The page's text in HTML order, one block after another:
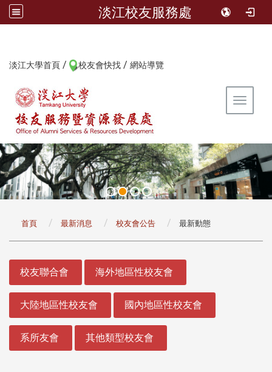
淡江校友服務處
淡江大學首頁 / 校友會快找 / 網站導覽
Toggle
首頁 最新消息 校友會公告 最新動態
校友聯合會 海外地區性校友會
大陸地區性校友會 國內地區性校友會
系所友會 其他類型校友會